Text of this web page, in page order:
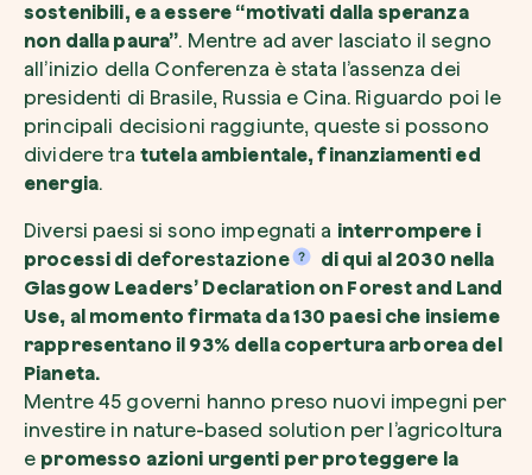
sostenibili, e a essere “motivati dalla speranza
non dalla paura”. Mentre ad aver lasciato il segno
all’inizio della Conferenza è stata l’assenza dei
presidenti di Brasile, Russia e Cina. Riguardo poi le
principali decisioni raggiunte, queste si possono
dividere tra tutela ambientale, finanziamenti ed
energia.
Diversi paesi si sono impegnati a interrompere i
processi di deforestazione
di qui al 2030 nella
Glasgow Leaders’ Declaration on Forest and Land
Use, al momento firmata da 130 paesi che insieme
rappresentano il 93% della copertura arborea del
Pianeta.
Mentre 45 governi hanno preso nuovi impegni per
investire in nature-based solution per l’agricoltura
e promesso azioni urgenti per proteggere la
Piantalo ora
Esplora la mappa
Non compilare questo campo
Invia richiesta